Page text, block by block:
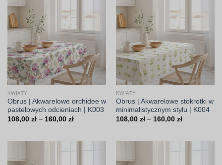
KWIATY
Obrus | Akwarelowe orchidee w
pastelowych odcieniach | K003
108,00 zł – 160,00 złZakres
160,00 zł
KWIATY
Obrus | Akwarelowe stokrotki w
minimalistycznym stylu | K004
108,00 zł – 160,00 złZakres
160,00 zł